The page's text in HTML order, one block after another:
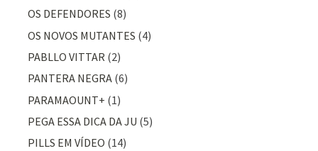
OS DEFENDORES (8)
OS NOVOS MUTANTES (4)
PABLLO VITTAR (2)
PANTERA NEGRA (6)
PARAMAOUNT+ (1)
PEGA ESSA DICA DA JU (5)
PILLS EM VÍDEO (14)